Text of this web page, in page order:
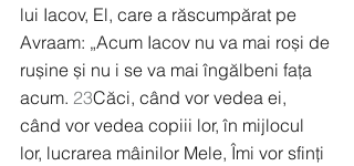
lui Iacov, El, care a răscumpărat pe
Avraam: „Acum Iacov nu va mai roși de
rușine și nu i se va mai îngălbeni fața
acum. 23Căci, când vor vedea ei,
când vor vedea copiii lor, în mijlocul
lor, lucrarea mâinilor Mele, Îmi vor sfinți